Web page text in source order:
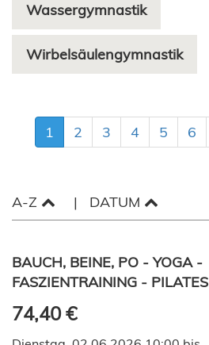
Wassergymnastik
Wirbelsäulengymnastik
1 2 3 4 5 6
A-Z DATUM
BAUCH, BEINE, PO - YOGA -
FASZIENTRAINING - PILATES
74,40 €